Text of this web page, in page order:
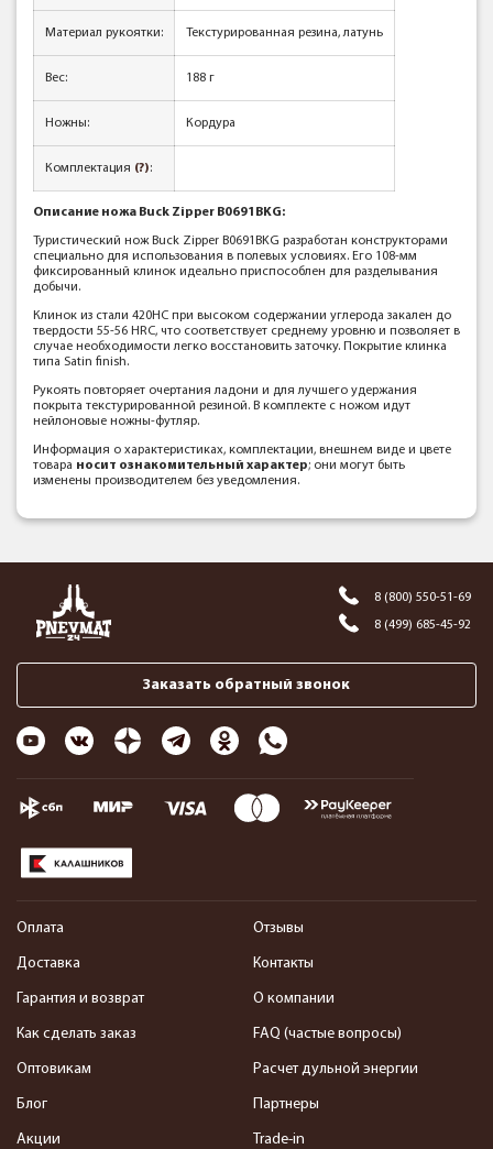
Материал рукоятки: Текстурированная резина, латунь
Вес: 188 г
Ножны: Кордура
Комплектация (?):
Описание ножа Buck Zipper B0691BKG:
Туристический нож Buck Zipper B0691BKG разработан конструкторами
специально для использования в полевых условиях. Его 108-мм
фиксированный клинок идеально приспособлен для разделывания
добычи.
Клинок из стали 420HC при высоком содержании углерода закален до
твердости 55-56 HRC, что соответствует среднему уровню и позволяет в
случае необходимости легко восстановить заточку. Покрытие клинка
типа Satin finish.
Рукоять повторяет очертания ладони и для лучшего удержания
покрыта текстурированной резиной. В комплекте с ножом идут
нейлоновые ножны-футляр.
Информация о характеристиках, комплектации, внешнем виде и цвете
товара носит ознакомительный характер; они могут быть
изменены производителем без уведомления.
8 (800) 550-51-69
8 (499) 685-45-92
Заказать обратный звонок
Оплата
Доставка
Гарантия и возврат
Как сделать заказ
Оптовикам
Блог
Акции
Отзывы
Контакты
О компании
FAQ (частые вопросы)
Расчет дульной энергии
Партнеры
Trade-in